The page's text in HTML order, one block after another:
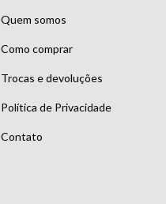
Quem somos
Como comprar
Trocas e devoluções
Política de Privacidade
Contato